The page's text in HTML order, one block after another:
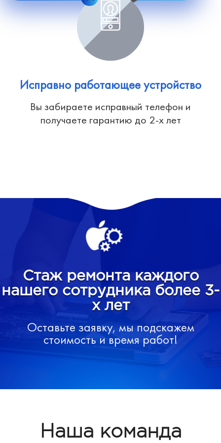
Исправно работающее устройство
Вы забираете исправный телефон и
получаете гарантию до 2-х лет
Стаж ремонта каждого
нашего сотрудника более 3-
х лет
Оставьте заявку, мы подскажем
стоимость и время работ!
Наша команда